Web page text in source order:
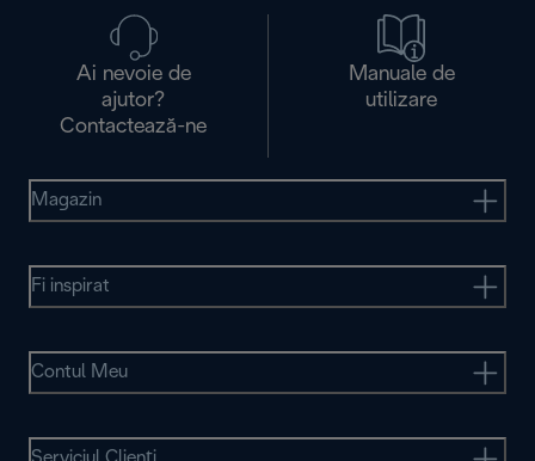
Ai nevoie de
ajutor?
Contactează-ne
Manuale de
utilizare
Magazin
Fi inspirat
Contul Meu